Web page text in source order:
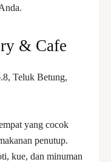
& Cafe
Teluk Betung,
yang cocok
penutup.
kue, dan minuman